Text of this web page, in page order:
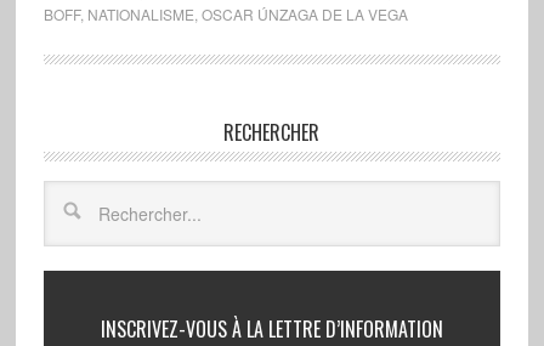
BOFF, NATIONALISME OSCAR ÚNZAGA DE LA VEGA
RECHERCHER
INSCRIVEZ-VOUS À LA LETTRE D’INFORMATION